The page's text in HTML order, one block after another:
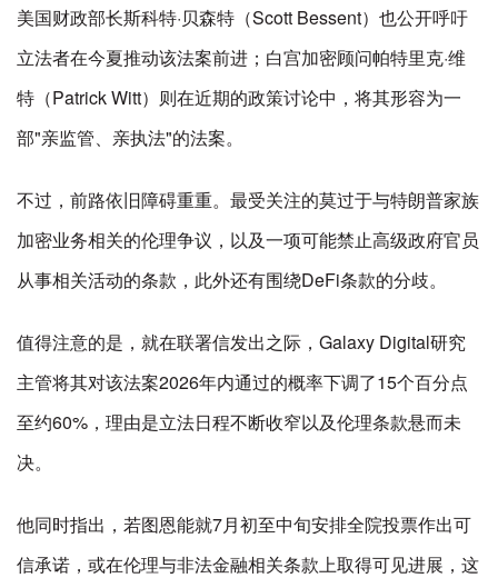
美国财政部长斯科特·贝森特（Scott Bessent）也公开呼吁
立法者在今夏推动该法案前进；白宫加密顾问帕特里克·维
特（Patrick Witt）则在近期的政策讨论中，将其形容为一
部"亲监管、亲执法"的法案。
不过，前路依旧障碍重重。最受关注的莫过于与特朗普家族
加密业务相关的伦理争议，以及一项可能禁止高级政府官员
从事相关活动的条款，此外还有围绕DeFi条款的分歧。
值得注意的是，就在联署信发出之际，Galaxy Digital研究
主管将其对该法案2026年内通过的概率下调了15个百分点
至约60%，理由是立法日程不断收窄以及伦理条款悬而未
决。
他同时指出，若图恩能就7月初至中旬安排全院投票作出可
信承诺，或在伦理与非法金融相关条款上取得可见进展，这